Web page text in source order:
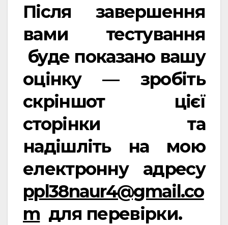
Після завершення
вами тестування
буде показано вашу
оцінку — зробіть
скріншот цієї
сторінки та
надішліть на мою
електронну адресу
ppl38naur4@gmail.co
m для перевірки.